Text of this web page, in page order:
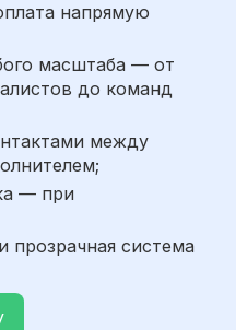
напрямую
масштаба — от
до команд
между
— при
прозрачная система